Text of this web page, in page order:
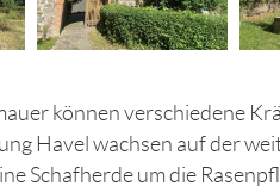
können verschiedene
Havel wachsen auf der
Schafherde um die